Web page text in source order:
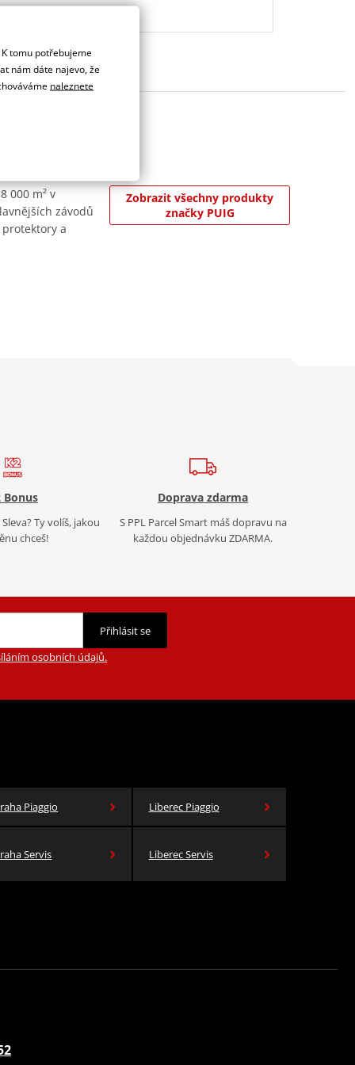
000 m² v
závodů
a
Zobrazit všechny produkty
značky PUIG
Bonus
Ty volíš, jakou
chceš!
Doprava zdarma
S PPL Parcel Smart máš dopravu na
každou objednávku ZDARMA.
Přihlásit se
osobních údajů.
Piaggio Liberec Piaggio
Servis Liberec Servis
tomu potřebujeme
nám dáte najevo, že
naleznete